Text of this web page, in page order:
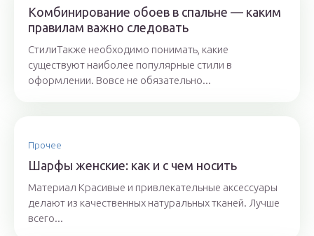
Комбинирование обоев в спальне — каким
правилам важно следовать
СтилиТакже необходимо понимать, какие
существуют наиболее популярные стили в
оформлении. Вовсе не обязательно...
Прочее
Шарфы женские: как и с чем носить
Материал Красивые и привлекательные аксессуары
делают из качественных натуральных тканей. Лучше
всего...